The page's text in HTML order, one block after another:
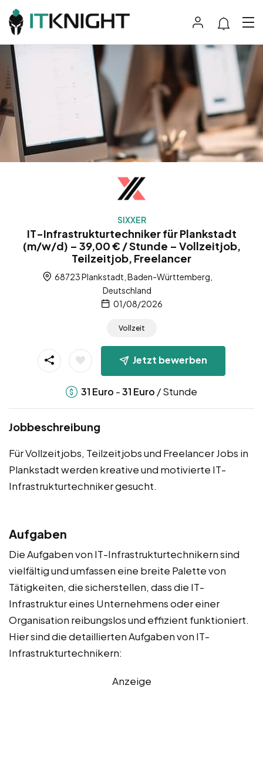
SIXXER
IT-Infrastrukturtechniker für Plankstadt
(m/w/d) – 39,00 € / Stunde – Vollzeitjob,
Teilzeitjob, Freelancer
68723 Plankstadt, Baden-Württemberg,
Deutschland
01/08/2026
Vollzeit
Jetzt bewerben
31 Euro -31 Euro / Stunde
Jobbeschreibung
Für Vollzeitjobs, Teilzeitjobs und Freelancer Jobs in
Plankstadt werden kreative und motivierte IT-
Infrastrukturtechniker gesucht.
Aufgaben
Die Aufgaben von IT-Infrastrukturtechnikern sind
vielfältig und umfassen eine breite Palette von
Tätigkeiten, die sicherstellen, dass die IT-
Infrastruktur eines Unternehmens oder einer
Organisation reibungslos und effizient funktioniert.
Hier sind die detaillierten Aufgaben von IT-
Infrastrukturtechnikern:
Anzeige